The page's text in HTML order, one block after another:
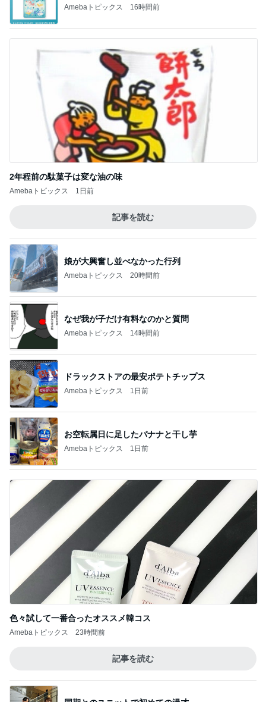
Amebaトピックス 16時間前
2年程前の駄菓子は変な油の味
Amebaトピックス 1日前
記事を読む
娘が大興奮し並べなかった行列
Amebaトピックス 20時間前
なぜ我が子だけ有料なのかと質問
Amebaトピックス 14時間前
ドラックストアの最安ポテトチップス
Amebaトピックス 1日前
お空転属日に足したバナナと干し芋
Amebaトピックス 1日前
色々試して一番合ったオススメ韓コス
Amebaトピックス 23時間前
記事を読む